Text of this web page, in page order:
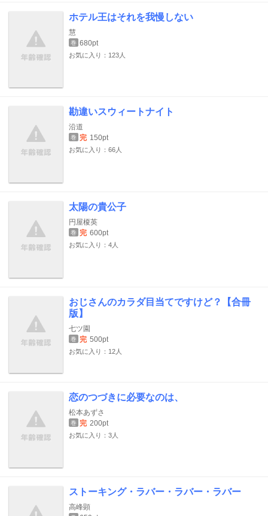
ホテル王はそれを我慢しない
慧
巻 680pt
お気に入り：123人
勘違いスウィートナイト
沿道
巻 完 150pt
お気に入り：66人
太陽の貴公子
円屋榎英
巻 完 600pt
お気に入り：4人
おじさんのカラダ目当てですけど？【合冊
版】
七ツ園
巻 完 500pt
お気に入り：12人
恋のつづきに必要なのは、
松本あずさ
巻 完 200pt
お気に入り：3人
ストーキング・ラバー・ラバー・ラバー
高峰顕